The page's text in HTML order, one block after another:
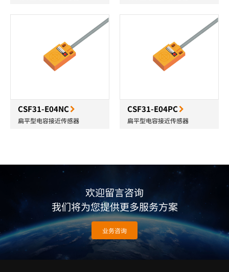
CSF31-E04NC
扁平型电容接近传感器
CSF31-E04PC
扁平型电容接近传感器
欢迎留言咨询
我们将为您提供更多服务方案
业务咨询